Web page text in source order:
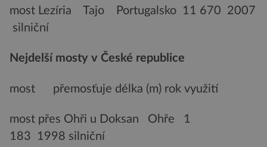
most Lezíria Tajo Portugalsko 11 670 2007
silniční
Nejdelší mosty v České republice
most přemosťuje délka (m) rok využití
most přes Ohři u Doksan Ohře 1
183 1998 silniční